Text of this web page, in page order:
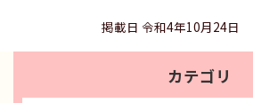
掲載日 令和4年10月24日
カテゴリ